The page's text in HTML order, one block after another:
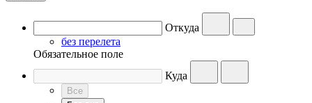
Откуда
без перелета
Обязательное поле
Куда
Все